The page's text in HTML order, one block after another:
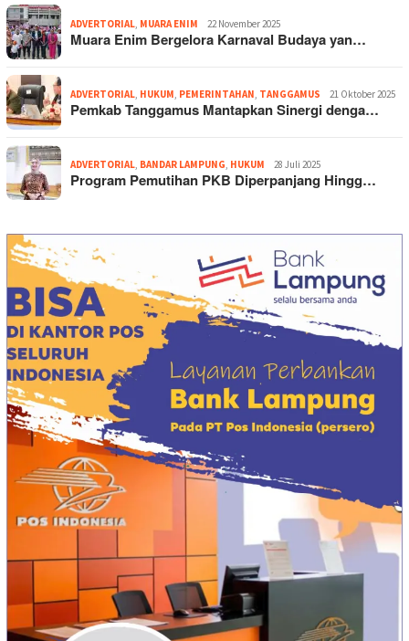
ADVERTORIAL MUARA ENIM 22 November 2025
Muara Enim Bergelora Karnaval Budaya yan…
ADVERTORIAL HUKUM PEMERINTAHAN TANGGAMUS 21 Oktober 2025
Pemkab Tanggamus Mantapkan Sinergi denga…
ADVERTORIAL BANDAR LAMPUNG HUKUM 28 Juli 2025
Program Pemutihan PKB Diperpanjang Hingg…